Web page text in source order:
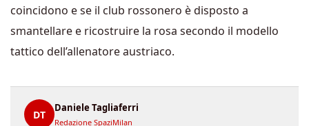
coincidono e se il club rossonero è disposto a
smantellare e ricostruire la rosa secondo il modello
tattico dell’allenatore austriaco.
DT
Daniele Tagliaferri
Redazione SpaziMilan